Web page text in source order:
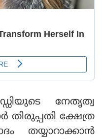
നേതൃത്വ
ക്ഷേത്ര
തയ്യാറാക്കാന്‍